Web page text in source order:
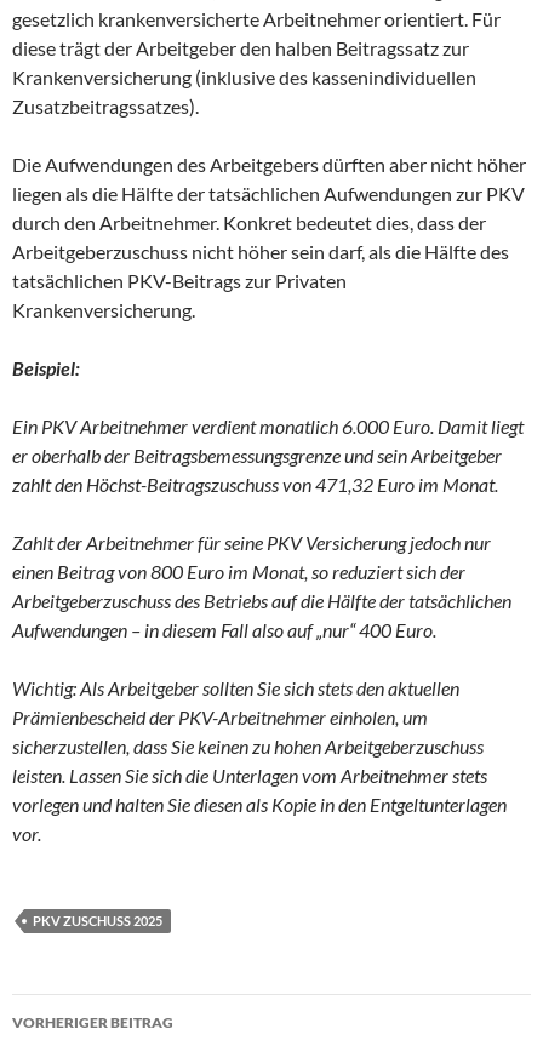
gesetzlich krankenversicherte Arbeitnehmer orientiert. Für
diese trägt der Arbeitgeber den halben Beitragssatz zur
Krankenversicherung (inklusive des kassenindividuellen
Zusatzbeitragssatzes).
Die Aufwendungen des Arbeitgebers dürften aber nicht höher
liegen als die Hälfte der tatsächlichen Aufwendungen zur PKV
durch den Arbeitnehmer. Konkret bedeutet dies, dass der
Arbeitgeberzuschuss nicht höher sein darf, als die Hälfte des
tatsächlichen PKV-Beitrags zur Privaten
Krankenversicherung.
Beispiel:
Ein PKV Arbeitnehmer verdient monatlich 6.000 Euro. Damit liegt
er oberhalb der Beitragsbemessungsgrenze und sein Arbeitgeber
zahlt den Höchst-Beitragszuschuss von 471,32 Euro im Monat.
Zahlt der Arbeitnehmer für seine PKV Versicherung jedoch nur
einen Beitrag von 800 Euro im Monat, so reduziert sich der
Arbeitgeberzuschuss des Betriebs auf die Hälfte der tatsächlichen
Aufwendungen – in diesem Fall also auf „nur“ 400 Euro.
Wichtig: Als Arbeitgeber sollten Sie sich stets den aktuellen
Prämienbescheid der PKV-Arbeitnehmer einholen, um
sicherzustellen, dass Sie keinen zu hohen Arbeitgeberzuschuss
leisten. Lassen Sie sich die Unterlagen vom Arbeitnehmer stets
vorlegen und halten Sie diesen als Kopie in den Entgeltunterlagen
vor.
PKV ZUSCHUSS 2025
Beitragsnavigation
VORHERIGER BEITRAG